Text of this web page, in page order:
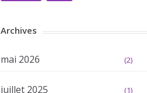
Archives
mai 2026 (2)
juillet 2025 (1)